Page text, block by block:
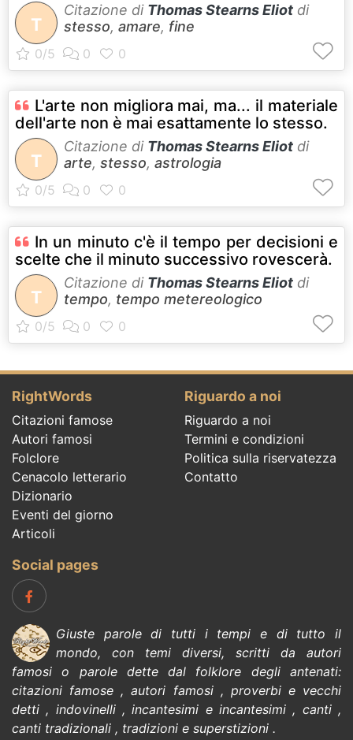
T
Citazione di Thomas Stearns Eliot di
stesso, amare, fine
L'arte non migliora mai, ma... il materiale
dell'arte non è mai esattamente lo stesso.
T
Citazione di Thomas Stearns Eliot di
arte, stesso, astrologia
In un minuto c'è il tempo per decisioni e
scelte che il minuto successivo rovescerà.
T
Citazione di Thomas Stearns Eliot di
tempo, tempo metereologico
RightWords
Citazioni famose
Autori famosi
Folclore
Cenacolo letterario
Dizionario
Eventi del giorno
Articoli
Riguardo a noi
Riguardo a noi
Termini e condizioni
Politica sulla riservatezza
Contatto
Social pages
Giuste parole di tutti i tempi e di tutto il
mondo, con temi diversi, scritti da autori
famosi o parole dette dal folklore degli antenati:
citazioni famose ,autori famosi, proverbi e vecchi
detti , indovinelli,incantesimi e incantesimi , canti,
canti tradizionali , tradizioni e superstizioni .